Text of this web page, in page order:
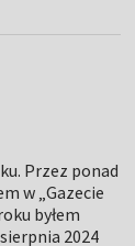
Przez ponad
w „Gazecie
byłem
2024